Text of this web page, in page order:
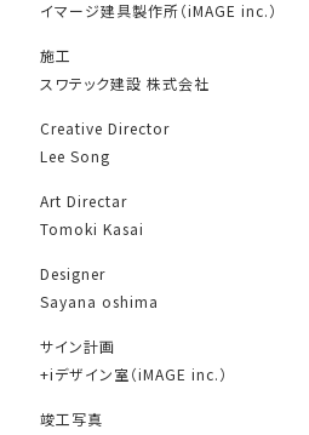
イマージ建具製作所（iMAGE inc.）
施工
スワテック建設 株式会社
Creative Director
Lee Song
Art Directar
Tomoki Kasai
Designer
Sayana oshima
サイン計画
+iデザイン室（iMAGE inc.）
竣工写真